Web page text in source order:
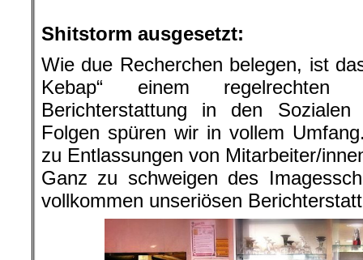
Shitstorm ausgesetzt:
Wie due Recherchen belegen, ist
Kebap“ einem
Berichterstattung in den
Folgen spüren wir in vollem
zu Entlassungen von Mitarbeiter/
Ganz zu schweigen des
vollkommen unseriösen